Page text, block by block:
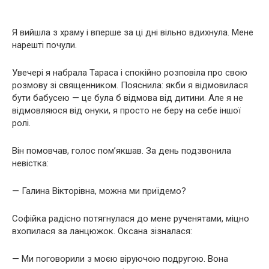
Я вийшла з храму і вперше за ці дні вільно вдихнула. Мене
нарешті почули.
Увечері я набрала Тараса і спокійно розповіла про свою
розмову зі священником. Пояснила: якби я відмовилася
бути бабусею — це була б відмова від дитини. Але я не
відмовляюся від онуки, я просто не беру на себе іншої
ролі.
Він помовчав, голос пом’якшав. За день подзвонила
невістка:
— Галина Вікторівна, можна ми приїдемо?
Софійка радісно потягнулася до мене рученятами, міцно
вхопилася за ланцюжок. Оксана зізналася:
— Ми поговорили з моєю віруючою подругою. Вона